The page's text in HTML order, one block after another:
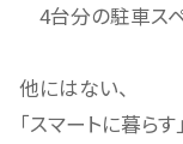
4台分の駐車ス
他にはない、
「スマートに暮ら